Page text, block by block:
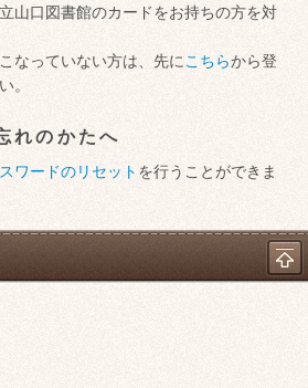
山口図書館のカードをお持ちの方を対
なっていない方は、先に こちらから登
。
れのかたへ
ワードのリセット を行うことができま